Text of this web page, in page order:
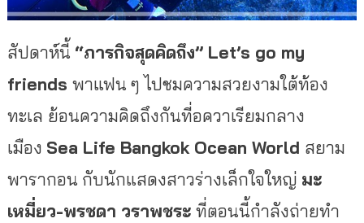
สัปดาห์นี้ “ภารกิจสุดคิดถึง” Let’s go my
friends พาแฟน ๆ ไปชมความสวยงามใต้ท้อง
ทะเล ย้อนความคิดถึงกันที่อควาเรียมกลาง
เมือง Sea Life Bangkok Ocean World สยาม
พารากอน กับนักแสดงสาวร่างเล็กใจใหญ่ มะ
เหมี่ยว-พรชดา วราพชระ ที่ตอนนี้กำลังถ่ายทำ